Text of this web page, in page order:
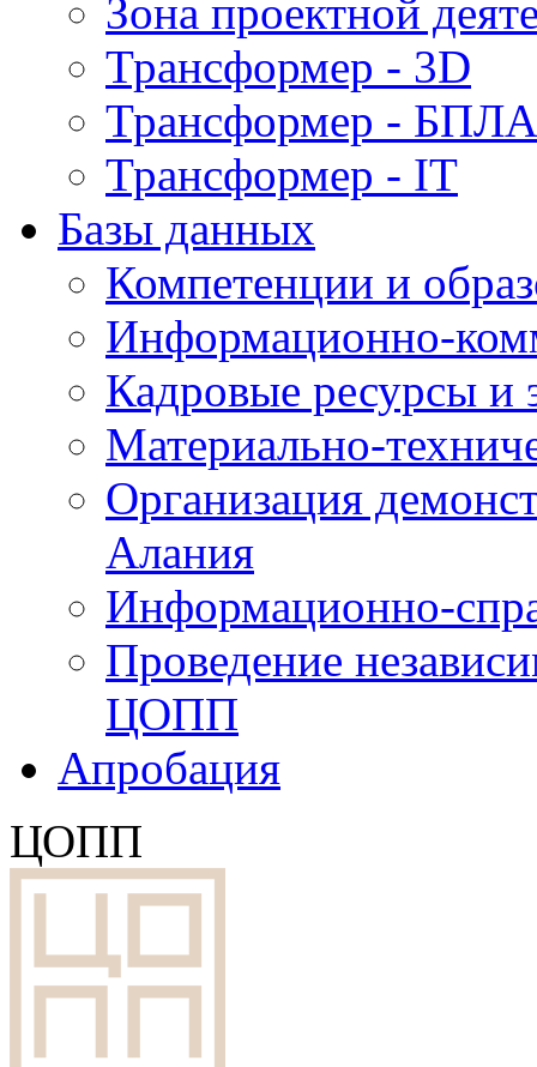
Зона проектной
Трансформер - 3D
Трансформер - БПЛА
Трансформер - IT
Базы данных
Компетенции и
Информационно-
Кадровые ресурсы
Материально-
Организация
Алания
Информационно-
Проведение
ЦОПП
Апробация
ЦОПП